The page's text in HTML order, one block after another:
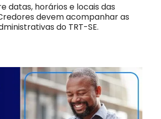
datas, horários e locais das
devem acompanhar as
do TRT-SE.